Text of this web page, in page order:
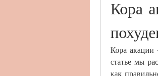
Кора
Кора акации
статье мы
как